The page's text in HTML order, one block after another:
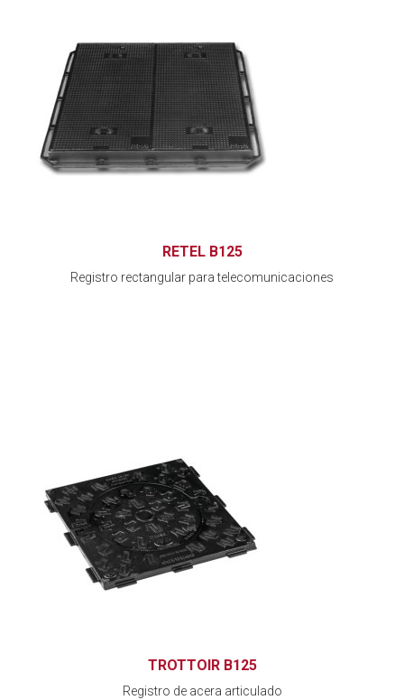
RETEL B125
Registro rectangular para telecomunicaciones
TROTTOIR B125
Registro de acera articulado